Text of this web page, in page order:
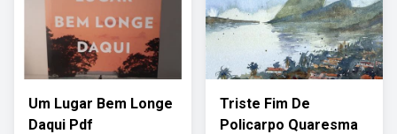
Um Lugar Bem Longe
Daqui Pdf
Triste Fim De
Policarpo Quaresma